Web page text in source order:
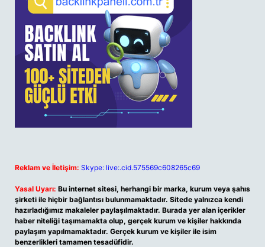
Reklam ve İletişim: Skype: live:.cid.575569c608265c69
Yasal Uyarı: Bu internet sitesi, herhangi bir marka, kurum veya şahıs
şirketi ile hiçbir bağlantısı bulunmamaktadır. Sitede yalnızca kendi
hazırladığımız makaleler paylaşılmaktadır. Burada yer alan içerikler
haber niteliği taşımamakta olup, gerçek kurum ve kişiler hakkında
paylaşım yapılmamaktadır. Gerçek kurum ve kişiler ile isim
benzerlikleri tamamen tesadüfidir.